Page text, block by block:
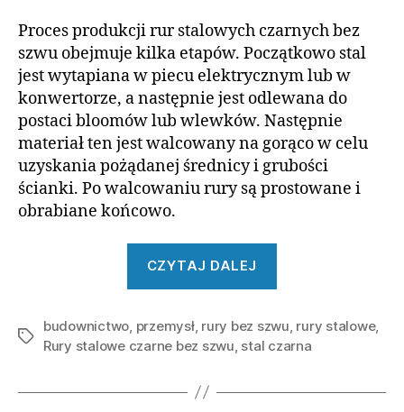
Proces produkcji rur stalowych czarnych bez
szwu obejmuje kilka etapów. Początkowo stal
jest wytapiana w piecu elektrycznym lub w
konwertorze, a następnie jest odlewana do
postaci bloomów lub wlewków. Następnie
materiał ten jest walcowany na gorąco w celu
uzyskania pożądanej średnicy i grubości
ścianki. Po walcowaniu rury są prostowane i
obrabiane końcowo.
CZYTAJ DALEJ
bez
szwu.
informacje”
Tagi
budownictwo przemysł, rury bez szwu rury stalowe,
Rury stalowe czarne bez szwu stal czarna